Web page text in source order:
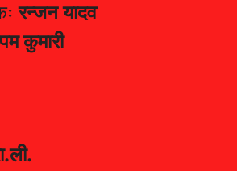
रन्जन यादव
कुमारी